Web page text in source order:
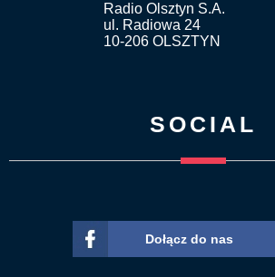
Radio Olsztyn S.A.
ul. Radiowa 24
10-206 OLSZTYN
SOCIAL
Dołącz do nas